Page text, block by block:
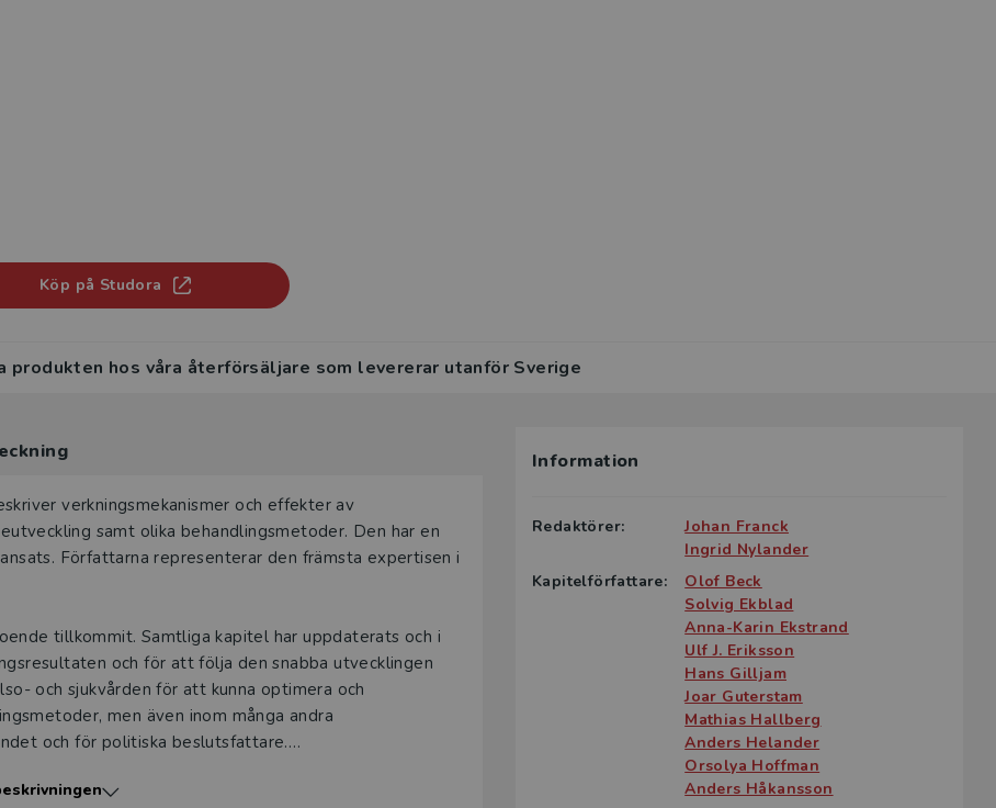
Köp på Studora
produkten hos våra återförsäljare som levererar utanför Sverige
verkningsmekanismer och effekter av
samt olika behandlingsmetoder. Den har en
Författarna representerar den främsta expertisen i
tillkommit. Samtliga kapitel har uppdaterats och i
och för att följa den snabba utvecklingen
och sjukvården för att kunna optimera och
men även inom många andra
och för politiska beslutsfattare.
och hälso- och sjukvård, såsom läkar-, apotekar-,
Information
Redaktörer:
Johan Franck
Ingrid Nylander
Kapitelförfattare:
Olof Beck
Solvig Ekblad
Anna-Karin Ekstrand
Ulf J. Eriksson
Hans Gilljam
Joar Guterstam
Mathias Hallberg
Anders Helander
Orsolya Hoffman
Anders Håkansson